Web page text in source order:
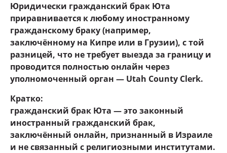
Юридически гражданский брак Юта
приравнивается к любому иностранному
гражданскому браку (например,
заключённому на Кипре или в Грузии), с той
разницей, что не требует выезда за границу и
проводится полностью онлайн через
уполномоченный орган — Utah County Clerk.
Кратко:
гражданский брак Юта — это законный
иностранный гражданский брак,
заключённый онлайн, признанный в Израиле
и не связанный с религиозными институтами.